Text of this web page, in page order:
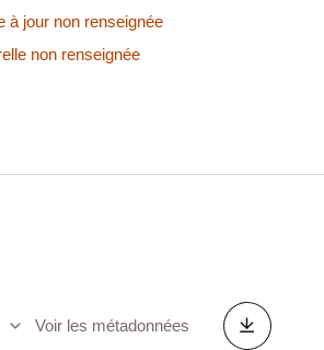
à jour non renseignée
non renseignée
Voir les métadonnées